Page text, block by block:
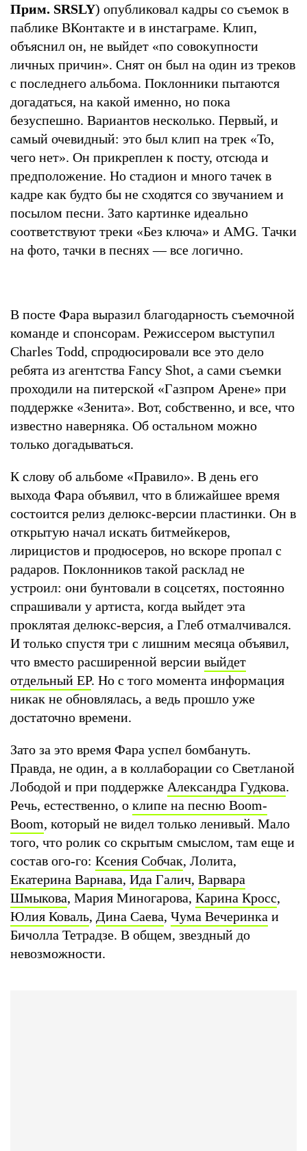
Прим. SRSLY) опубликовал кадры со съемок в
паблике ВКонтакте и в инстаграме. Клип,
объяснил он, не выйдет «по совокупности
личных причин». Снят он был на один из треков
с последнего альбома. Поклонники пытаются
догадаться, на какой именно, но пока
безуспешно. Вариантов несколько. Первый, и
самый очевидный: это был клип на трек «То,
чего нет». Он прикреплен к посту, отсюда и
предположение. Но стадион и много тачек в
кадре как будто бы не сходятся со звучанием и
посылом песни. Зато картинке идеально
соответствуют треки «Без ключа» и AMG. Тачки
на фото, тачки в песнях — все логично.
В посте Фара выразил благодарность съемочной
команде и спонсорам. Режиссером выступил
Charles Todd, спродюсировали все это дело
ребята из агентства Fancy Shot, а сами съемки
проходили на питерской «Газпром Арене» при
поддержке «Зенита». Вот, собственно, и все, что
известно наверняка. Об остальном можно
только догадываться.
К слову об альбоме «Правило». В день его
выхода Фара объявил, что в ближайшее время
состоится релиз делюкс-версии пластинки. Он в
открытую начал искать битмейкеров,
лирицистов и продюсеров, но вскоре пропал с
радаров. Поклонников такой расклад не
устроил: они бунтовали в соцсетях, постоянно
спрашивали у артиста, когда выйдет эта
проклятая делюкс-версия, а Глеб отмалчивался.
И только спустя три с лишним месяца объявил,
что вместо расширенной версии выйдет
отдельный EP. Но с того момента информация
никак не обновлялась, а ведь прошло уже
достаточно времени.
Зато за это время Фара успел бомбануть.
Правда, не один, а в коллаборации со Светланой
Лободой и при поддержке Александра Гудкова.
Речь, естественно, о клипе на песню Boom-
Boom, который не видел только ленивый. Мало
того, что ролик со скрытым смыслом, там еще и
состав ого-го: Ксения Собчак, Лолита,
Екатерина Варнава, Ида Галич, Варвара
Шмыкова, Мария Миногарова, Карина Кросс,
Юлия Коваль, Дина Саева, Чума Вечеринка и
Бичолла Тетрадзе. В общем, звездный до
невозможности.